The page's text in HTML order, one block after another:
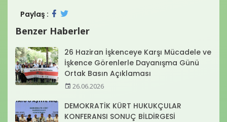
Paylaş :
Benzer Haberler
26 Haziran İşkenceye Karşı Mücadele ve
İşkence Görenlerle Dayanışma Günü
Ortak Basın Açıklaması
26.06.2026
DEMOKRATİK KÜRT HUKUKÇULAR
KONFERANSI SONUÇ BİLDİRGESİ